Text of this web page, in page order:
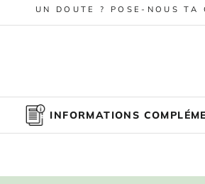
UN DOUTE ? POSE-NOUS TA
INFORMATIONS